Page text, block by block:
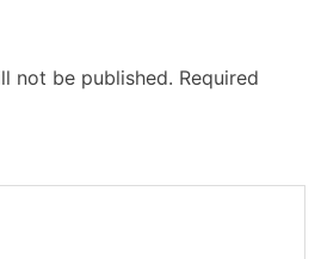
not be published. Required